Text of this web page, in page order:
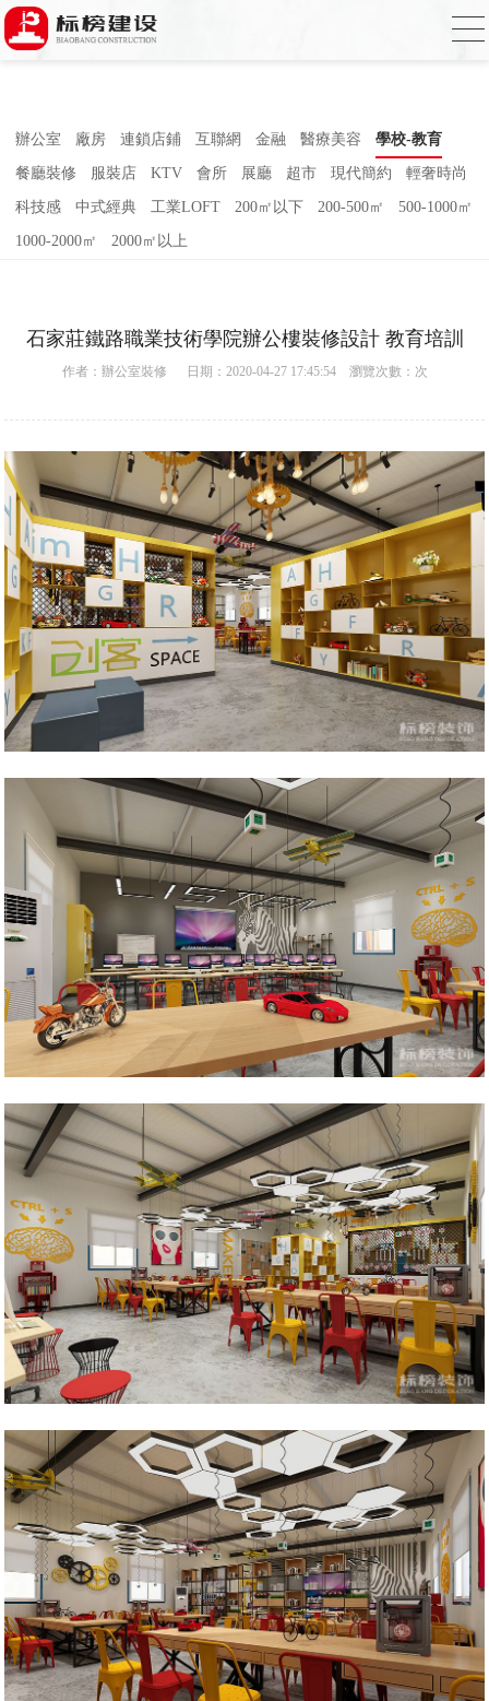
合欢视频下载,合欢视频污污污,合欢视频
APP下载汅,合欢视频免费在线观看
辦公室 廠房 連鎖店鋪 互聯網 金融 醫療美容 學校-教育
餐廳裝修 服裝店 KTV 會所 展廳 超市 現代簡約 輕奢時尚
科技感 中式經典 工業LOFT 200㎡以下 200-500㎡ 500-1000㎡
1000-2000㎡ 2000㎡以上
石家莊鐵路職業技術學院辦公樓裝修設計 教育培訓
作者： 辦公室裝修 日期：2020-04-27 17:45:54 瀏覽次數： 次